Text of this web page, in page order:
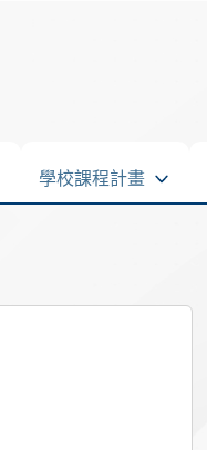
學校課程計畫